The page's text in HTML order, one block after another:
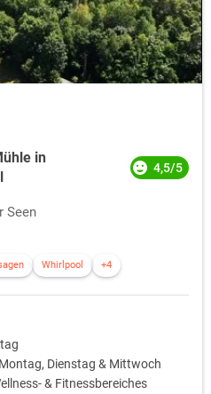
in
4,5/5
Seen
Whirlpool +4
Dienstag & Mittwoch
& Fitnessbereiches